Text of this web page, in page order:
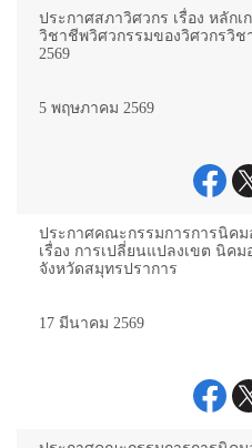
ประกาศสภาวิศวกร เรื่อง หลัก
วิชาชีพวิศวกรรมของวิศวกรวิ
2569
5 พฤษภาคม 2569
ประกาศคณะกรรมการการนิคม
เรื่อง การเปลี่ยนแปลงเขต นิค
จังหวัดสมุทรปราการ
17 มีนาคม 2569